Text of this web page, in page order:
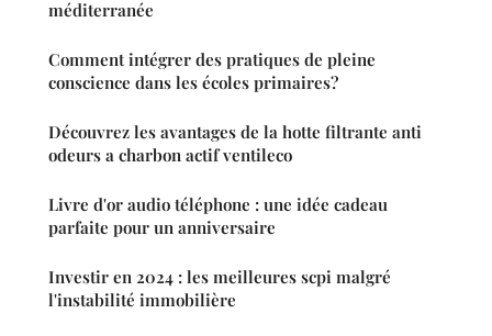
méditerranée
Comment intégrer des pratiques de pleine
conscience dans les écoles primaires?
Découvrez les avantages de la hotte filtrante anti
odeurs a charbon actif ventileco
Livre d'or audio téléphone : une idée cadeau
parfaite pour un anniversaire
Investir en 2024 : les meilleures scpi malgré
l'instabilité immobilière